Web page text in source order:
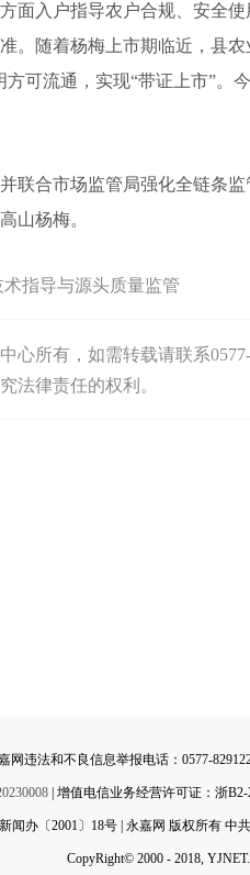
入户指导农户合规、安全使
。随着杨梅上市期临近，县
可流通，实现“带证上市”。
合市场监管局强化全链条监
山杨梅。
指导与源头质量监管
心所有，如需转载请联系
法律责任的权利。
网违法和不良信息举报电话：0577-
| 增值电信业务经营许可证：浙B2-
闻办〔2001〕18号 | 永嘉网 版权所有 中
CopyRight© 2000 - 2018,